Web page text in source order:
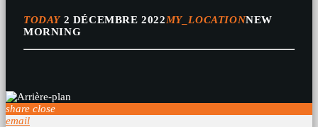
TODAY2 DÉCEMBRE 2022MY_LOCATIONNEW
MORNING
share close
email